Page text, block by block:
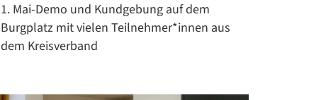
1. Mai-Demo und Kundgebung auf dem
Burgplatz mit vielen Teilnehmer*innen aus
dem Kreisverband